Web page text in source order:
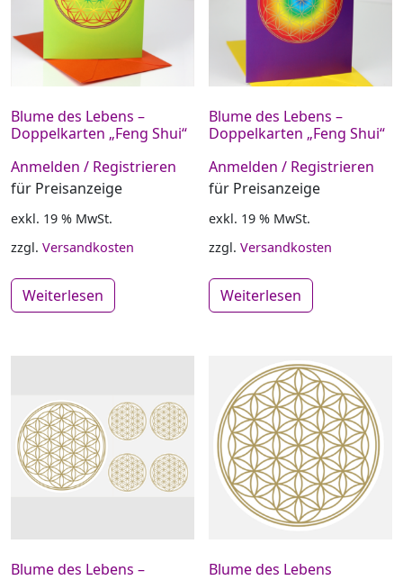
Blume des Lebens –
Doppelkarten „Feng Shui“
Anmelden / Registrieren
für Preisanzeige
exkl. 19 % MwSt.
zzgl. Versandkosten
Weiterlesen
Blume des Lebens –
Doppelkarten „Feng Shui“
Anmelden / Registrieren
für Preisanzeige
exkl. 19 % MwSt.
zzgl.Versandkosten
Weiterlesen
Blume des Lebens –
Blume des Lebens